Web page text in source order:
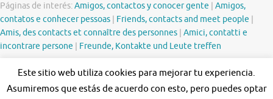
Páginas de interés:Amigos, contactos y conocer gente
Amigos,
contatos e conhecer pessoas
Friends, contacts and meet people
Amis, des contacts et connaître des personnes Amici, contatti e
incontrare persone
Freunde, Kontakte und Leute treffen
Este sitio web utiliza cookies para mejorar tu experiencia.
Asumiremos que estás de acuerdo con esto, pero puedes optar